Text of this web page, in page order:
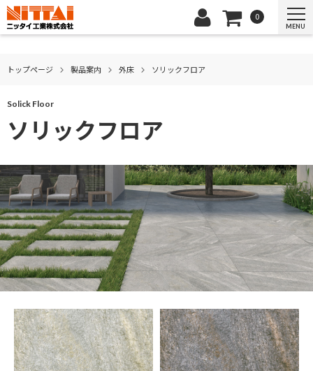
0
MENU
トップページ 製品案内 外床 ソリックフロア
Solick Floor
ソリックフロア